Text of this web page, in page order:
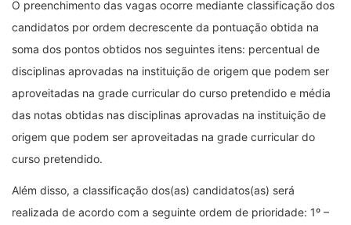
O preenchimento das vagas ocorre mediante classificação dos
candidatos por ordem decrescente da pontuação obtida na
soma dos pontos obtidos nos seguintes itens: percentual de
disciplinas aprovadas na instituição de origem que podem ser
aproveitadas na grade curricular do curso pretendido e média
das notas obtidas nas disciplinas aprovadas na instituição de
origem que podem ser aproveitadas na grade curricular do
curso pretendido.
Além disso, a classificação dos(as) candidatos(as) será
realizada de acordo com a seguinte ordem de prioridade: 1º –